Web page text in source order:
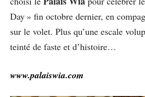
Day » fin octobre dernier, en
sur le volet. Plus qu’une escale
teinté de faste et d’histoire…
www.palaiswia.com